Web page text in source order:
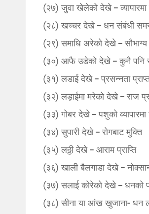
(२७) जुवा खेलेको देखे –
(२८) खच्चर देखे – धन संबंधी
(२९) समाधि अरेको देखे – सौभाग्य
(३०) आफै उडेको देखे – कुनै पनि
(३१) लडाई देखे – प्रसन्नता
(३२) लड़ाईमा मरेको देखे – राज
(३३) गोबर देखे – पशुको
(३४) सुपारी देखे – रोगबाट मुक्ति
(३५) लठ्ठी देखे – आराम प्राप्ति
(३६) खाली बैलगाडा देखे –
(३७) सलाई कोरेको देखे – धनको
(३८) सीना या आंख खुजाना- धन